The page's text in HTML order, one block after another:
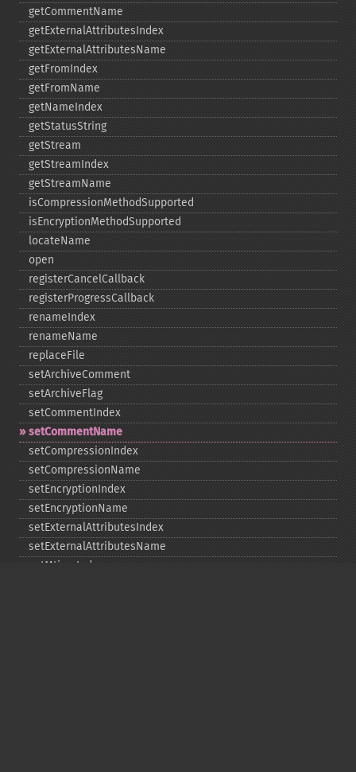
getCommentName
getExternalAttributesIndex
getExternalAttributesName
getFromIndex
getFromName
getNameIndex
getStatusString
getStream
getStreamIndex
getStreamName
isCompressionMethodSupported
isEncryptionMethodSupported
locateName
open
registerCancelCallback
registerProgressCallback
renameIndex
renameName
replaceFile
setArchiveComment
setArchiveFlag
setCommentIndex
setCommentName
setCompressionIndex
setCompressionName
setEncryptionIndex
setEncryptionName
setExternalAttributesIndex
setExternalAttributesName
setMtimeIndex